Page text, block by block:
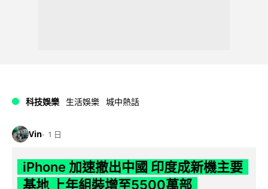
科技娛樂 生活娛樂 城中熱話
Vin 1 日
iPhone 加速撤出中國 印度成新機主要
基地 上年組裝增至5500萬部